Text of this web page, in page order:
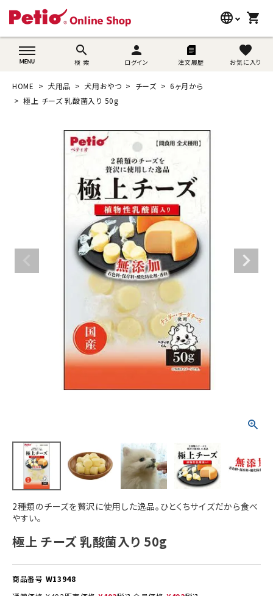
language
wovn-lang-name
shopping_cart
search
検 索
person
ログイン 注文履歴
favorite
お気に入り
search
猫用品
うさぎ用品
ブランド別に探す
目的別に探す
ご利用案内
person 新規会員登録
HOME 犬用品 犬用おやつ チーズ
6ヶ月から
極上 チーズ 乳酸菌入り 50g
2種類のチーズを贅沢に使用した逸品。ひとくちサイズだから食べ
やすい。
極上 チーズ 乳酸菌入り 50g
商品番号 W13948